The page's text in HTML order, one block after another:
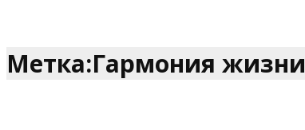
Метка:Гармония жизни